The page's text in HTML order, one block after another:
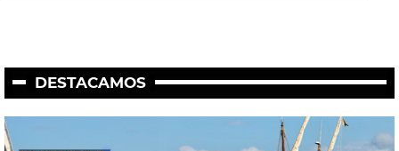
DESTACAMOS